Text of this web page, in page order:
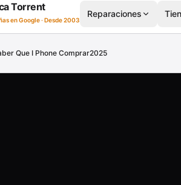
Torrent
en Google · Desde 2003
Reparaciones
Que I Phone Comprar2025